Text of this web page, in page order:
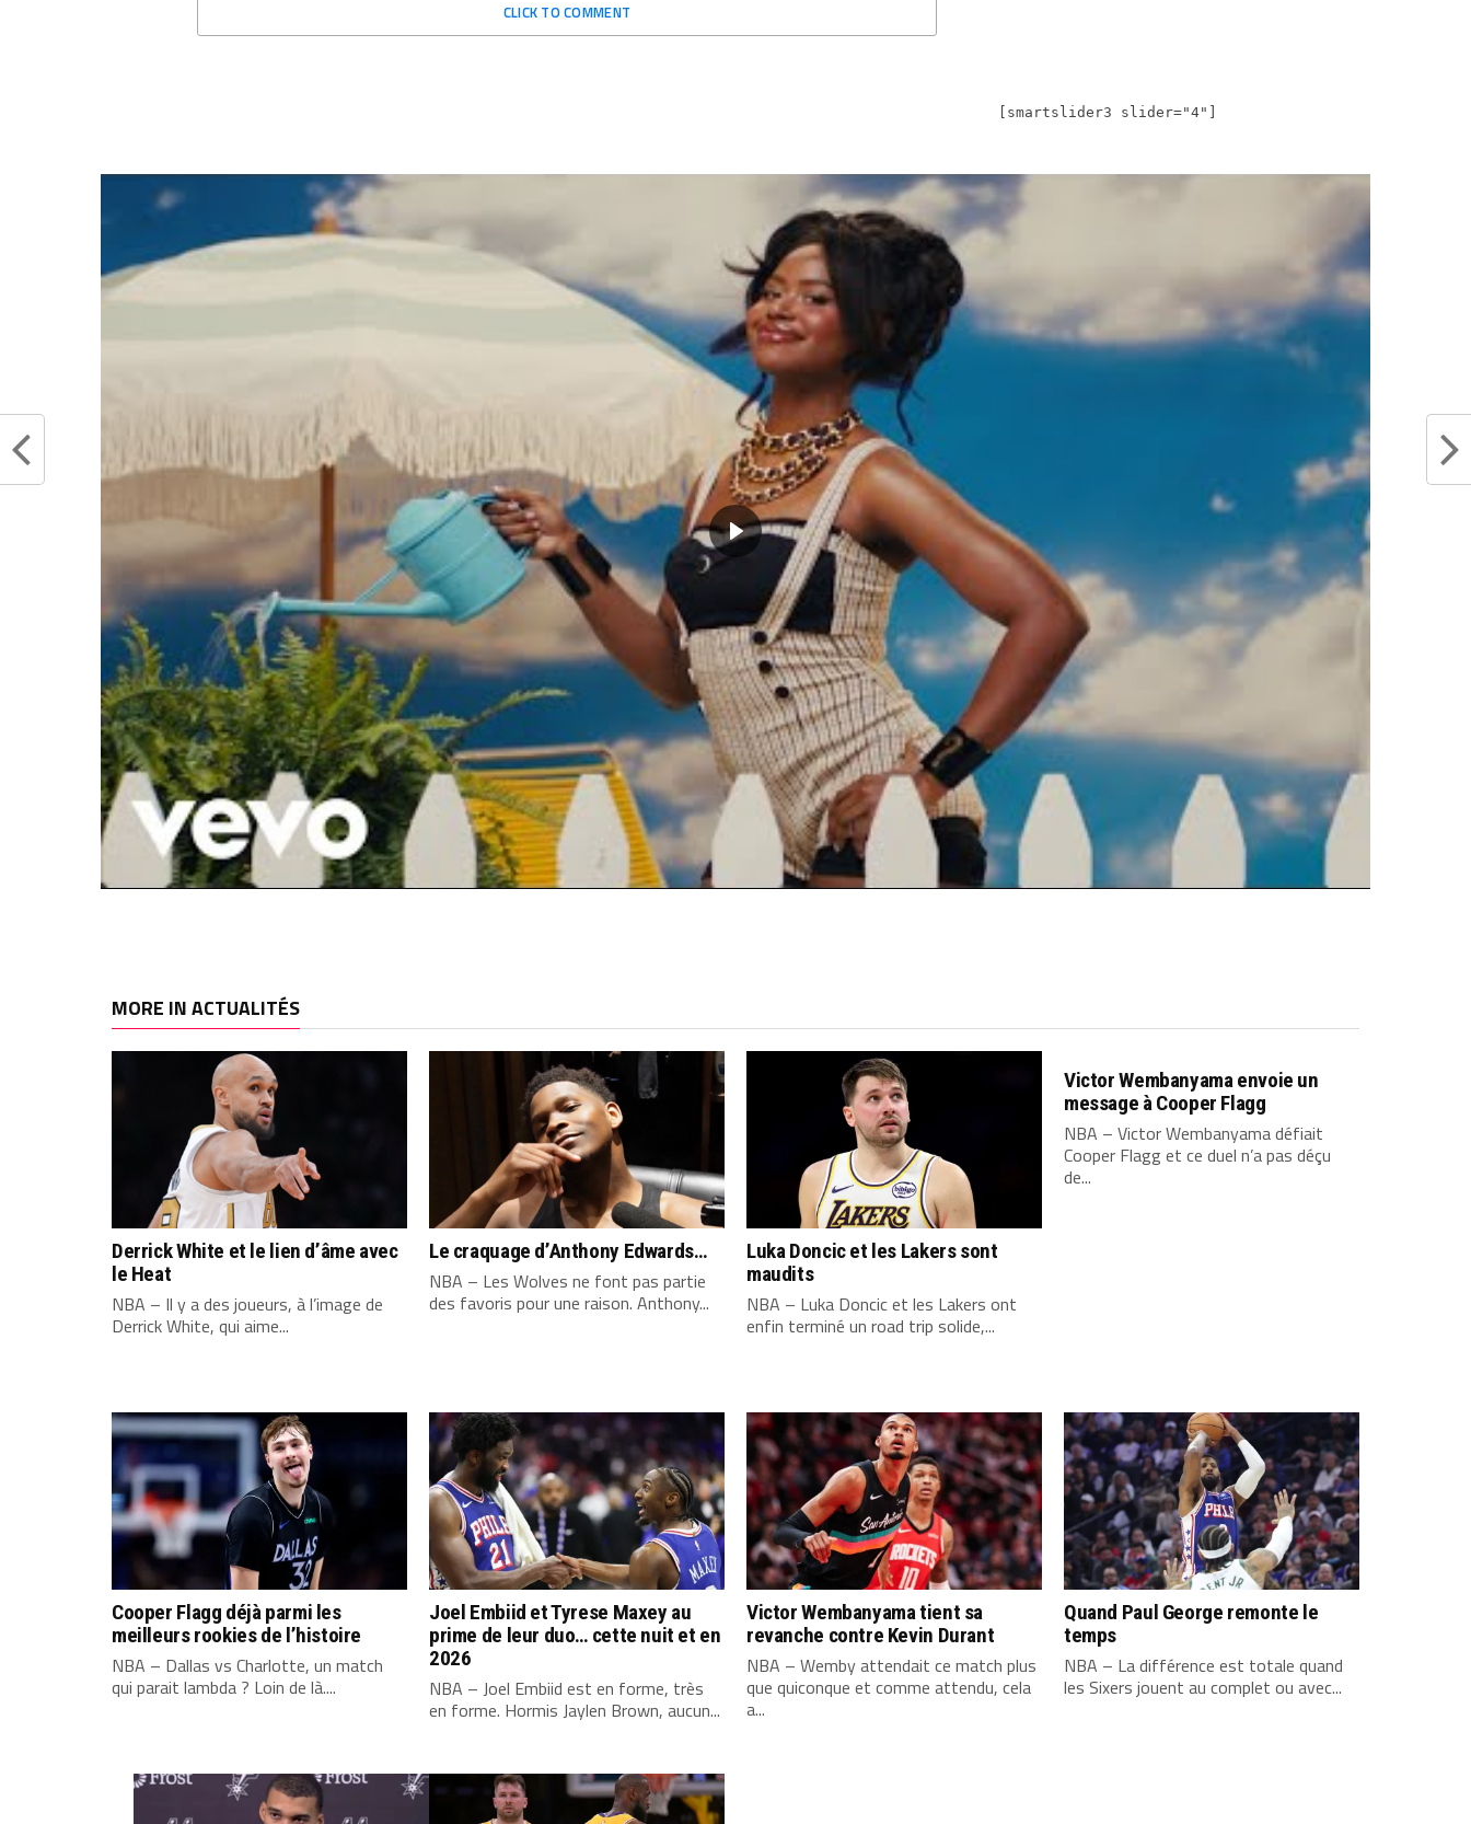
CLICK TO COMMENT
[smartslider3 slider="4"]
MORE IN ACTUALITÉS
Derrick White et le lien d’âme avec
le Heat
NBA – Il y a des joueurs, à l’image de
Derrick White, qui aime...
Le craquage d’Anthony Edwards…
NBA – Les Wolves ne font pas partie
des favoris pour une raison. Anthony...
Luka Doncic et les Lakers sont
maudits
NBA – Luka Doncic et les Lakers ont
enfin terminé un road trip solide,...
Victor Wembanyama envoie un
message à Cooper Flagg
NBA – Victor Wembanyama défiait
Cooper Flagg et ce duel n’a pas déçu
de...
Cooper Flagg déjà parmi les
meilleurs rookies de l’histoire
NBA – Dallas vs Charlotte, un match
qui parait lambda ? Loin de là....
Joel Embiid et Tyrese Maxey au
prime de leur duo… cette nuit et en
2026
NBA – Joel Embiid est en forme, très
en forme. Hormis Jaylen Brown, aucun...
Victor Wembanyama tient sa
revanche contre Kevin Durant
NBA – Wemby attendait ce match plus
que quiconque et comme attendu, cela
a...
Quand Paul George remonte le
temps
NBA – La différence est totale quand
les Sixers jouent au complet ou avec...